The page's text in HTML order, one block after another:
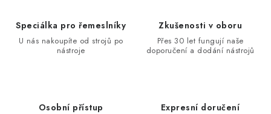
POTŘEBUJI DOBRÝ STROJ
Moje objednávka
Speciálka pro řemeslníky
U nás nakoupíte od strojů po
nástroje
Zkušenosti v oboru
Přes 30 let fungují naše
doporučení a dodání nástrojů
Osobní přístup Expresní doručení